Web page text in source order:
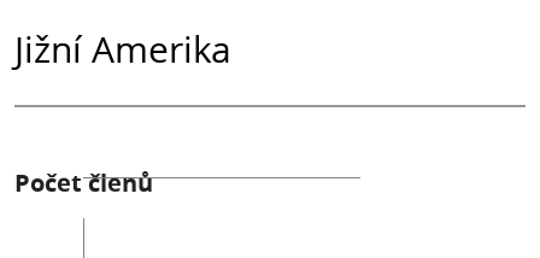
Jižní Amerika
Počet členů